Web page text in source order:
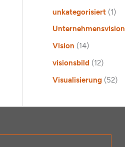
unkategorisiert(1)
Unternehmensvision
Vision (14)
visionsbild (12)
Visualisierung(52)